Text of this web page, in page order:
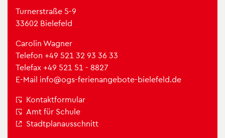
Tur­ner­straße 5-9
33602 Bie­le­feld
Caro­lin Wag­ner
Tele­fon +49 521 32 93 36 33
Tele­fax +49 521 51 - 8827
E-Mail info@​ogs-​fer​iena​ngeb​ote-​bielefeld.​de
Kon­takt­for­mu­lar
Amt für Schule
Stadt­plan­aus­schnitt